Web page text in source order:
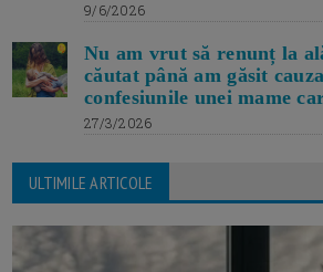
9/6/2026
Nu am vrut să renunț la
căutat până am găsit
confesiunile unei mame
27/3/2026
ULTIMILE ARTICOLE